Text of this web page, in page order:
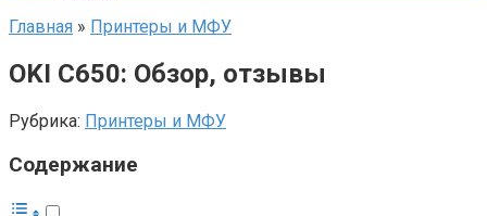
Главная » Принтеры и МФУ
OKI C650: Обзор, отзывы
Рубрика: Принтеры и МФУ
Содержание